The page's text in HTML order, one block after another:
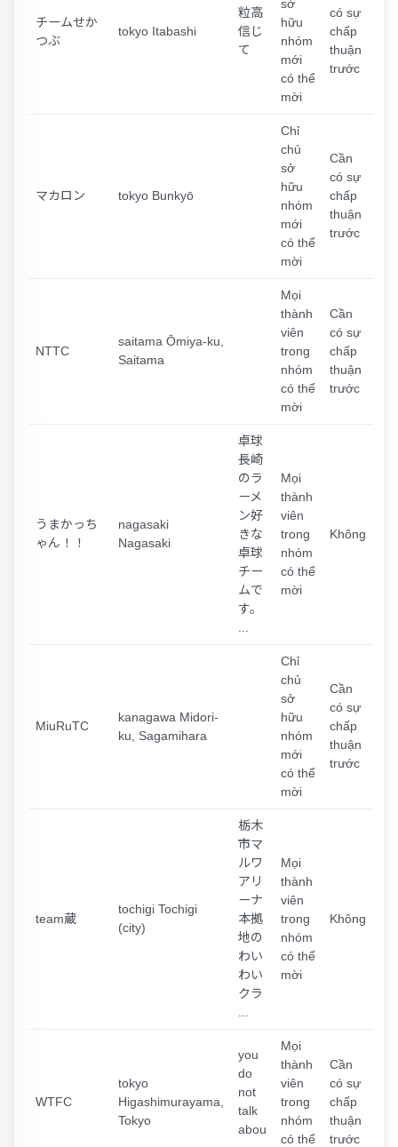
チームせか
つぶ
tokyo Itabashi
粒高
信じ
て
sở
hữu
nhóm
mới
có thể
mời
có sự
chấp
thuận
trước
マカロン tokyo Bunkyō
Chỉ
chủ
sở
hữu
nhóm
mới
có thể
mời
Cần
có sự
chấp
thuận
trước
NTTC
saitama Ōmiya-ku,
Saitama
Mọi
thành
viên
trong
nhóm
có thể
mời
Cần
có sự
chấp
thuận
trước
うまかっち
ゃん！！
nagasaki
Nagasaki
卓球
長崎
のラ
ーメ
ン好
きな
卓球
チー
ムで
す。
Mọi
thành
viên
trong
nhóm
có thể
mời
Không
MiuRuTC
kanagawa Midori-
ku, Sagamihara
Chỉ
chủ
sở
hữu
nhóm
mới
có thể
mời
Cần
có sự
chấp
thuận
trước
team蔵
tochigi Tochigi
(city)
栃木
市マ
ルワ
アリ
ーナ
本拠
地の
わい
わい
クラ
Mọi
thành
viên
trong
nhóm
có thể
mời
Không
WTFC
tokyo
Higashimurayama,
Tokyo
you
do
not
talk
abou
Mọi
thành
viên
trong
nhóm
có thể
Cần
có sự
chấp
thuận
trước